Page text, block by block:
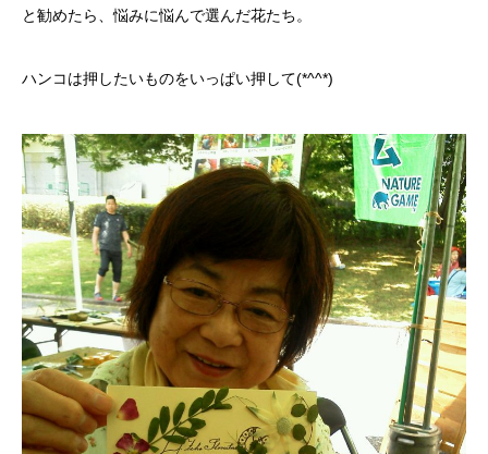
と勧めたら、悩みに悩んで選んだ花たち。
ハンコは押したいものをいっぱい押して(*^^*)